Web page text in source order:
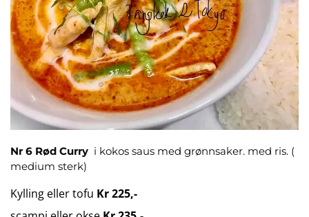
Nr 6 Rød Curry i kokos saus med grønnsaker. med ris. (
medium sterk)
Kylling eller tofu Kr 225,-